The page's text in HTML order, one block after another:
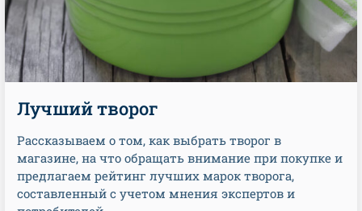
Лучший творог
Рассказываем о том, как выбрать творог в
магазине, на что обращать внимание при покупке и
предлагаем рейтинг лучших марок творога,
составленный с учетом мнения экспертов и